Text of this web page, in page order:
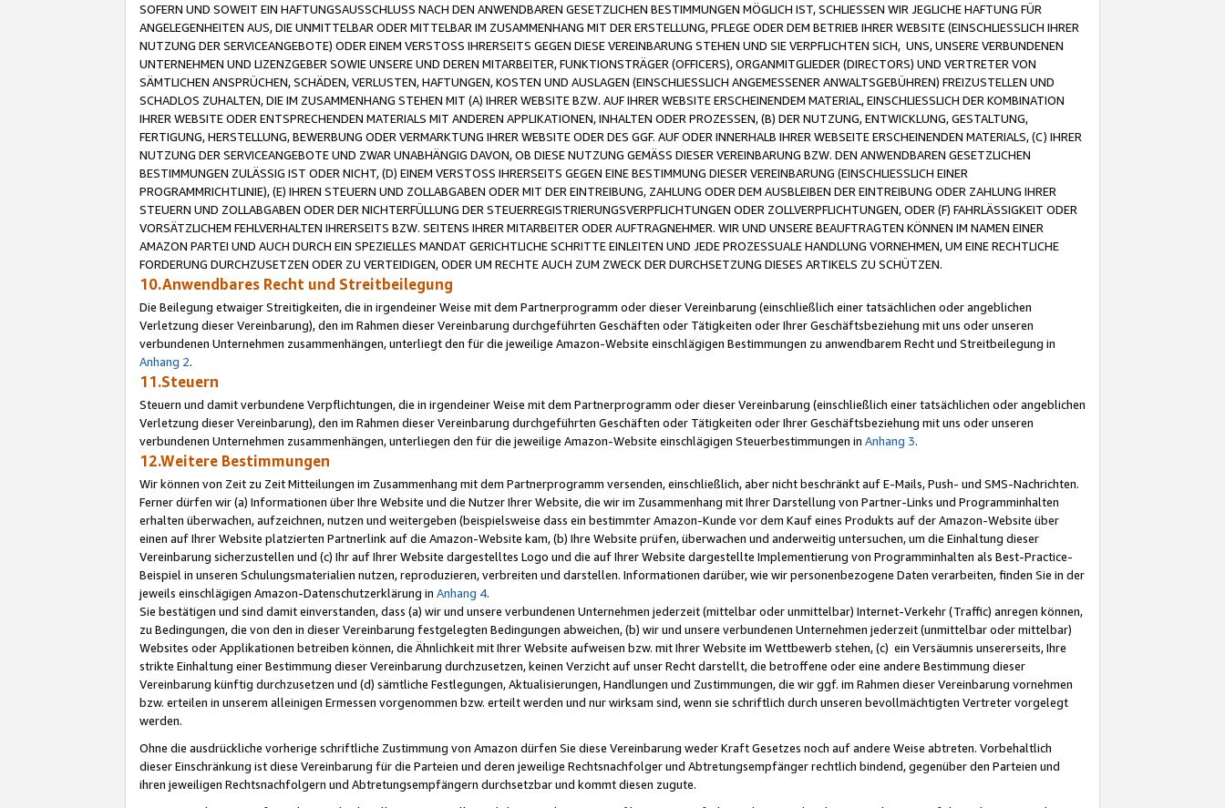
SOFERN UND SOWEIT EIN HAFTUNGSAUSSCHLUSS NACH DEN ANWENDBAREN GESETZLICHEN BESTIMMUNGEN MÖGLICH IST, SCHLIESSEN WIR JEGLICHE HAFTUNG FÜR
ANGELEGENHEITEN AUS, DIE UNMITTELBAR ODER MITTELBAR IM ZUSAMMENHANG MIT DER ERSTELLUNG, PFLEGE ODER DEM BETRIEB IHRER WEBSITE (EINSCHLIESSLICH IHRER
NUTZUNG DER SERVICEANGEBOTE) ODER EINEM VERSTOSS IHRERSEITS GEGEN DIESE VEREINBARUNG STEHEN UND SIE VERPFLICHTEN SICH, UNS, UNSERE VERBUNDENEN
UNTERNEHMEN UND LIZENZGEBER SOWIE UNSERE UND DEREN MITARBEITER, FUNKTIONSTRÄGER (OFFICERS), ORGANMITGLIEDER (DIRECTORS) UND VERTRETER VON
SÄMTLICHEN ANSPRÜCHEN, SCHÄDEN, VERLUSTEN, HAFTUNGEN, KOSTEN UND AUSLAGEN (EINSCHLIESSLICH ANGEMESSENER ANWALTSGEBÜHREN) FREIZUSTELLEN UND
SCHADLOS ZUHALTEN, DIE IM ZUSAMMENHANG STEHEN MIT (A) IHRER WEBSITE BZW. AUF IHRER WEBSITE ERSCHEINENDEM MATERIAL, EINSCHLIESSLICH DER KOMBINATION
IHRER WEBSITE ODER ENTSPRECHENDEN MATERIALS MIT ANDEREN APPLIKATIONEN, INHALTEN ODER PROZESSEN, (B) DER NUTZUNG, ENTWICKLUNG, GESTALTUNG,
FERTIGUNG, HERSTELLUNG, BEWERBUNG ODER VERMARKTUNG IHRER WEBSITE ODER DES GGF. AUF ODER INNERHALB IHRER WEBSEITE ERSCHEINENDEN MATERIALS, (C) IHRER
NUTZUNG DER SERVICEANGEBOTE UND ZWAR UNABHÄNGIG DAVON, OB DIESE NUTZUNG GEMÄSS DIESER VEREINBARUNG BZW. DEN ANWENDBAREN GESETZLICHEN
BESTIMMUNGEN ZULÄSSIG IST ODER NICHT, (D) EINEM VERSTOSS IHRERSEITS GEGEN EINE BESTIMMUNG DIESER VEREINBARUNG (EINSCHLIESSLICH EINER
PROGRAMMRICHTLINIE), (E) IHREN STEUERN UND ZOLLABGABEN ODER MIT DER EINTREIBUNG, ZAHLUNG ODER DEM AUSBLEIBEN DER EINTREIBUNG ODER ZAHLUNG IHRER
STEUERN UND ZOLLABGABEN ODER DER NICHTERFÜLLUNG DER STEUERREGISTRIERUNGSVERPFLICHTUNGEN ODER ZOLLVERPFLICHTUNGEN, ODER (F) FAHRLÄSSIGKEIT ODER
VORSÄTZLICHEM FEHLVERHALTEN IHRERSEITS BZW. SEITENS IHRER MITARBEITER ODER AUFTRAGNEHMER. WIR UND UNSERE BEAUFTRAGTEN KÖNNEN IM NAMEN EINER
AMAZON PARTEI UND AUCH DURCH EIN SPEZIELLES MANDAT GERICHTLICHE SCHRITTE EINLEITEN UND JEDE PROZESSUALE HANDLUNG VORNEHMEN, UM EINE RECHTLICHE
FORDERUNG DURCHZUSETZEN ODER ZU VERTEIDIGEN, ODER UM RECHTE AUCH ZUM ZWECK DER DURCHSETZUNG DIESES ARTIKELS ZU SCHÜTZEN.
10.Anwendbares Recht und Streitbeilegung
Die Beilegung etwaiger Streitigkeiten, die in irgendeiner Weise mit dem Partnerprogramm oder dieser Vereinbarung (einschließlich einer tatsächlichen oder angeblichen
Verletzung dieser Vereinbarung), den im Rahmen dieser Vereinbarung durchgeführten Geschäften oder Tätigkeiten oder Ihrer Geschäftsbeziehung mit uns oder unseren
verbundenen Unternehmen zusammenhängen, unterliegt den für die jeweilige Amazon-Website einschlägigen Bestimmungen zu anwendbarem Recht und Streitbeilegung in
Anhang 2.
11.Steuern
Steuern und damit verbundene Verpflichtungen, die in irgendeiner Weise mit dem Partnerprogramm oder dieser Vereinbarung (einschließlich einer tatsächlichen oder angeblichen
Verletzung dieser Vereinbarung), den im Rahmen dieser Vereinbarung durchgeführten Geschäften oder Tätigkeiten oder Ihrer Geschäftsbeziehung mit uns oder unseren
verbundenen Unternehmen zusammenhängen, unterliegen den für die jeweilige Amazon-Website einschlägigen Steuerbestimmungen in Anhang 3.
12.Weitere Bestimmungen
Wir können von Zeit zu Zeit Mitteilungen im Zusammenhang mit dem Partnerprogramm versenden, einschließlich, aber nicht beschränkt auf E-Mails, Push- und SMS-Nachrichten.
Ferner dürfen wir (a) Informationen über Ihre Website und die Nutzer Ihrer Website, die wir im Zusammenhang mit Ihrer Darstellung von Partner-Links und Programminhalten
erhalten überwachen, aufzeichnen, nutzen und weitergeben (beispielsweise dass ein bestimmter Amazon-Kunde vor dem Kauf eines Produkts auf der Amazon-Website über
einen auf Ihrer Website platzierten Partnerlink auf die Amazon-Website kam, (b) Ihre Website prüfen, überwachen und anderweitig untersuchen, um die Einhaltung dieser
Vereinbarung sicherzustellen und (c) Ihr auf Ihrer Website dargestelltes Logo und die auf Ihrer Website dargestellte Implementierung von Programminhalten als Best-Practice-
Beispiel in unseren Schulungsmaterialien nutzen, reproduzieren, verbreiten und darstellen. Informationen darüber, wie wir personenbezogene Daten verarbeiten, finden Sie in der
jeweils einschlägigen Amazon-Datenschutzerklärung in Anhang 4.
Sie bestätigen und sind damit einverstanden, dass (a) wir und unsere verbundenen Unternehmen jederzeit (mittelbar oder unmittelbar) Internet-Verkehr (Traffic) anregen können,
zu Bedingungen, die von den in dieser Vereinbarung festgelegten Bedingungen abweichen, (b) wir und unsere verbundenen Unternehmen jederzeit (unmittelbar oder mittelbar)
Websites oder Applikationen betreiben können, die Ähnlichkeit mit Ihrer Website aufweisen bzw. mit Ihrer Website im Wettbewerb stehen, (c) ein Versäumnis unsererseits, Ihre
strikte Einhaltung einer Bestimmung dieser Vereinbarung durchzusetzen, keinen Verzicht auf unser Recht darstellt, die betroffene oder eine andere Bestimmung dieser
Vereinbarung künftig durchzusetzen und (d) sämtliche Festlegungen, Aktualisierungen, Handlungen und Zustimmungen, die wir ggf. im Rahmen dieser Vereinbarung vornehmen
bzw. erteilen in unserem alleinigen Ermessen vorgenommen bzw. erteilt werden und nur wirksam sind, wenn sie schriftlich durch unseren bevollmächtigten Vertreter vorgelegt
werden.
Ohne die ausdrückliche vorherige schriftliche Zustimmung von Amazon dürfen Sie diese Vereinbarung weder Kraft Gesetzes noch auf andere Weise abtreten. Vorbehaltlich
dieser Einschränkung ist diese Vereinbarung für die Parteien und deren jeweilige Rechtsnachfolger und Abtretungsempfänger rechtlich bindend, gegenüber den Parteien und
ihren jeweiligen Rechtsnachfolgern und Abtretungsempfängern durchsetzbar und kommt diesen zugute.